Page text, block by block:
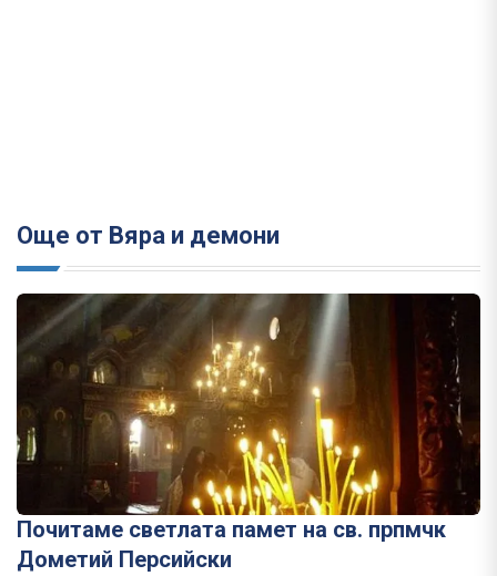
Още от Вяра и демони
Почитаме светлата памет на св. прпмчк
Дометий Персийски